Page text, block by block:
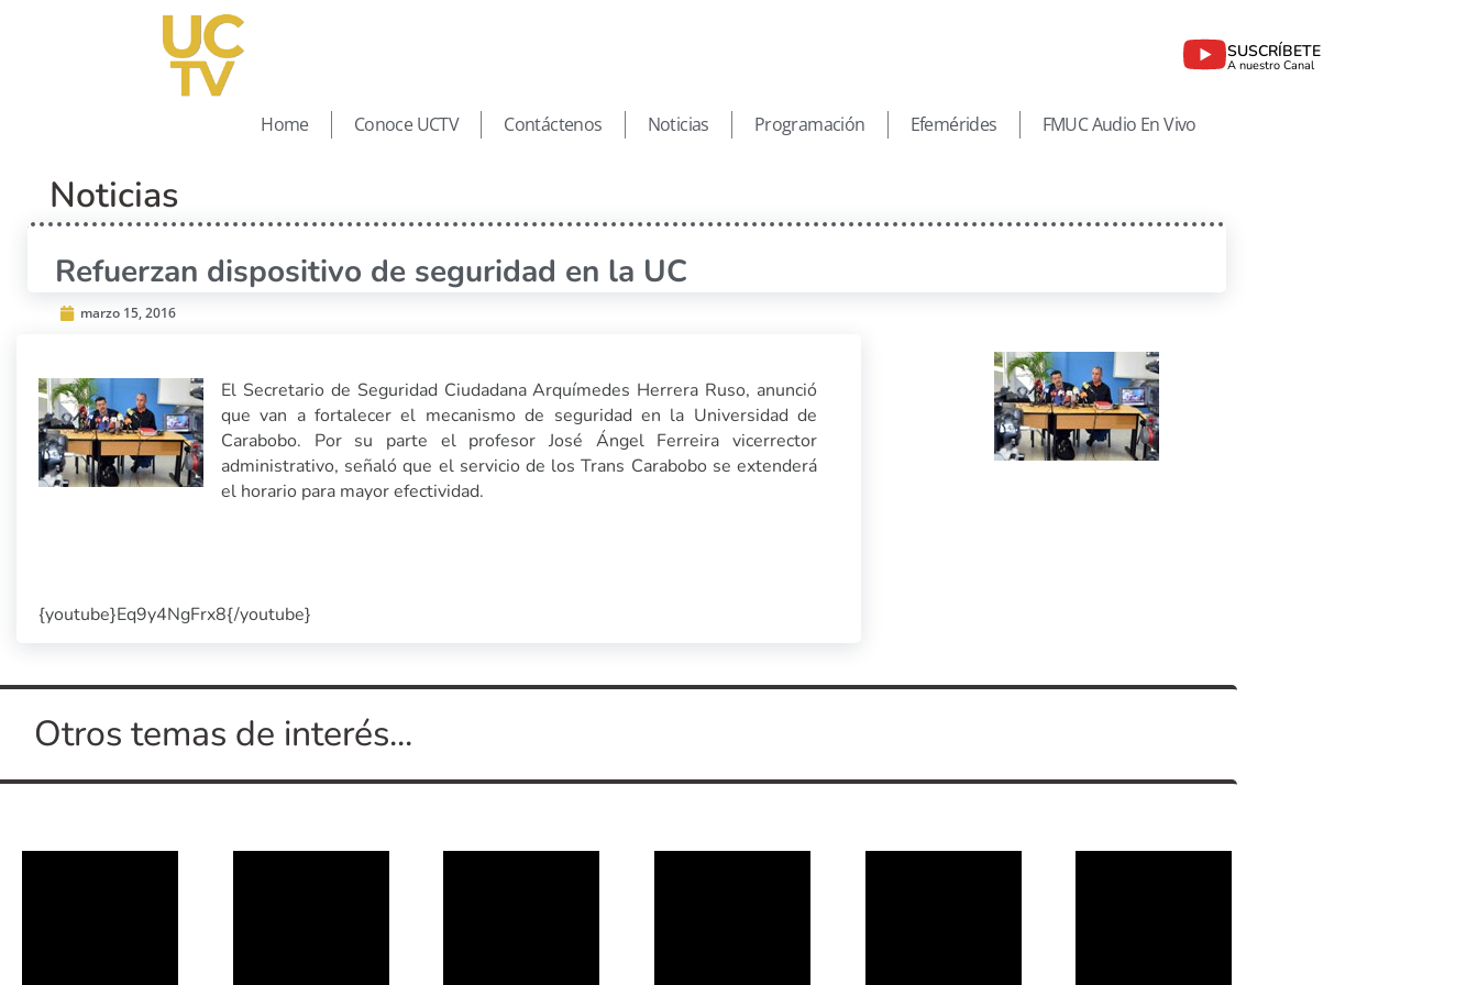
SUSCRÍBETE
A nuestro Canal
Home Conoce UCTV Contáctenos Noticias Programación Efemérides FMUC Audio En Vivo
Noticias
Refuerzan dispositivo de seguridad en la UC
marzo 15, 2016
El Secretario de Seguridad Ciudadana Arquímedes Herrera Ruso, anunció
que van a fortalecer el mecanismo de seguridad en la Universidad de
Carabobo. Por su parte el profesor José Ángel Ferreira vicerrector
administrativo, señaló que el servicio de los Trans Carabobo se extenderá
el horario para mayor efectividad.
{youtube}Eq9y4NgFrx8{/youtube}
Otros temas de interés...